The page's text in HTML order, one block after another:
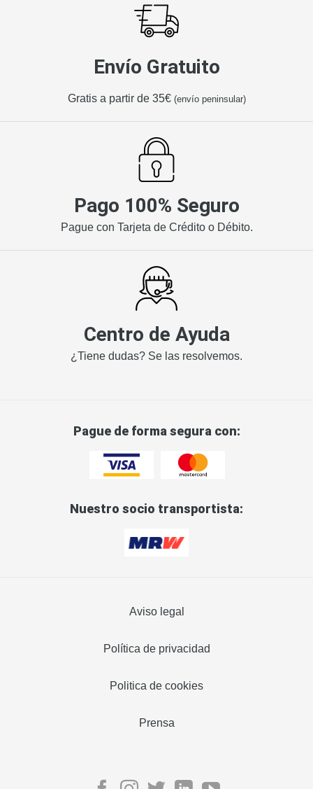
Envío Gratuito
Gratis a partir de 35€ (envío peninsular)
Pago 100% Seguro
Pague con Tarjeta de Crédito o Débito.
Centro de Ayuda
¿Tiene dudas? Se las resolvemos.
Pague de forma segura con:
Nuestro socio transportista:
Aviso legal
Política de privacidad
Politica de cookies
Prensa